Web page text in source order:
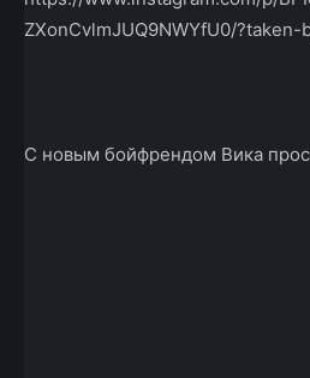
ZXonCvlmJUQ9NWYfU0/?taken-
С новым бойфрендом Вика